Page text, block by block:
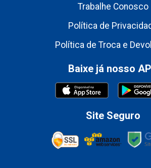
Trabalhe Conosco
Política de
Política de Troca e
Baixe já nosso
Site Seguro